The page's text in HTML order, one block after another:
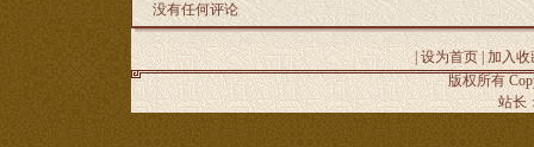
没有任何评论
|设为首页|加入收
版权所有
站长：